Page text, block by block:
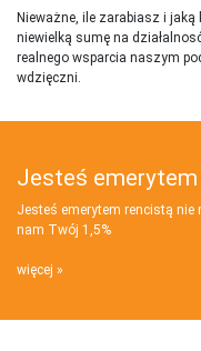
Nieważne, ile zarabiasz i
niewielką sumę na
realnego wsparcia naszym
wdzięczni.
Jesteś emerytem
Jesteś emerytem rencistą nie
nam Twój 1,5%
więcej